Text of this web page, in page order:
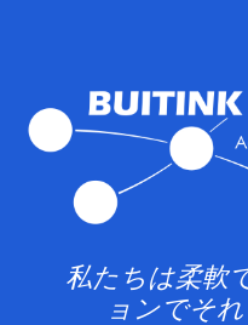
私たちは柔軟
ョンでそ